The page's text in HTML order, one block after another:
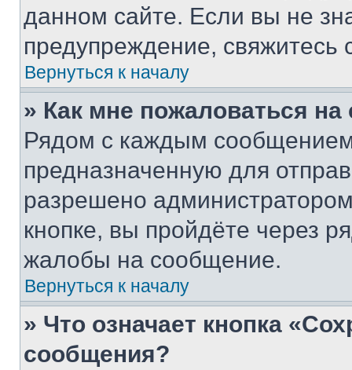
данном сайте. Если вы не
предупреждение,
Вернуться к началу
» Как мне пожаловаться
Рядом с каждым сообщением
предназначенную для
разрешено
кнопке, вы пройдёте через
жалобы на сообщение.
Вернуться к началу
» Что означает кнопка
сообщения?